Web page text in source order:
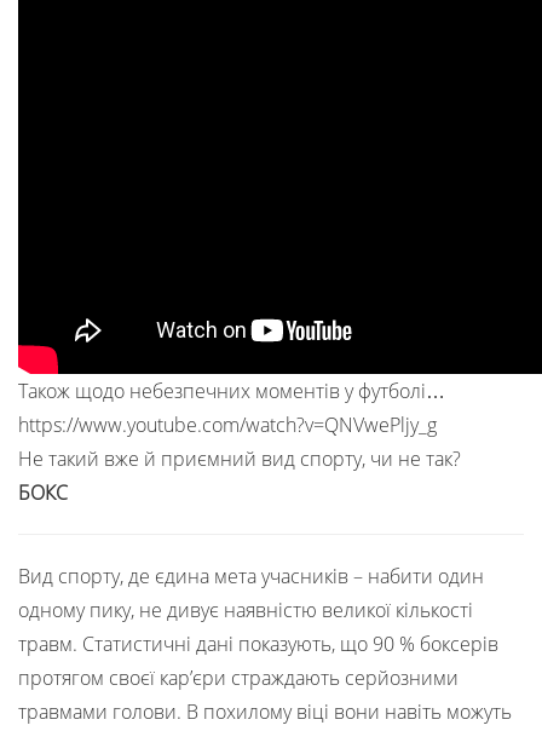
Також щодо небезпечних моментів у футболі…
https://www.youtube.com/watch?v=QNVwePljy_g
Не такий вже й приємний вид спорту, чи не так?
БОКС
Вид спорту, де єдина мета учасників – набити один
одному пику, не дивує наявністю великої кількості
травм. Статистичні дані показують, що 90 % боксерів
протягом своєї кар’єри страждають серйозними
травмами голови. В похилому віці вони навіть можуть